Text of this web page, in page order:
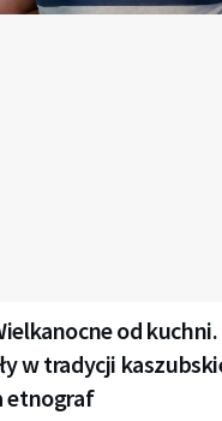
od
w tradycji
etnograf